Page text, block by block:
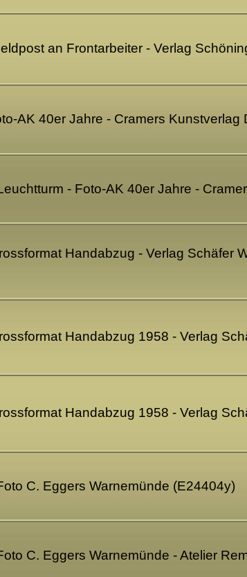
an Frontarbeiter - Verlag
AK 40er Jahre - Cramers Kunstverlag
- Foto-AK 40er Jahre -
Handabzug - Verlag Schäfer
Handabzug 1958 - Verlag
Handabzug 1958 - Verlag
C. Eggers Warnemünde (E24404y)
C. Eggers Warnemünde - Atelier